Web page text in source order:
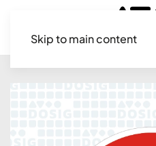
Skip to main content